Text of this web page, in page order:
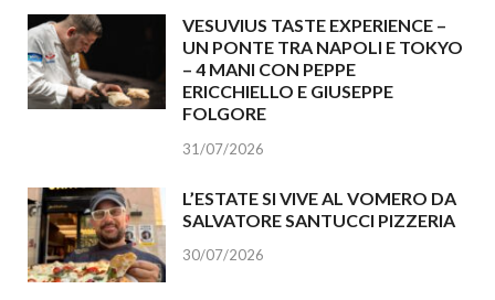
VESUVIUS TASTE EXPERIENCE –
UN PONTE TRA NAPOLI E TOKYO
– 4 MANI CON PEPPE
ERICCHIELLO E GIUSEPPE
FOLGORE
31/07/2026
L’ESTATE SI VIVE AL VOMERO DA
SALVATORE SANTUCCI PIZZERIA
30/07/2026